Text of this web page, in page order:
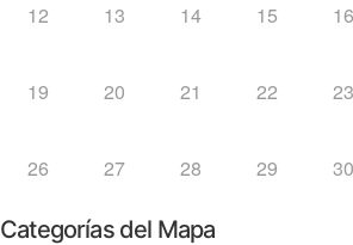
12 13 14 15 16
19 20 21 22 23
26 27 28 29 30
Categorías del Mapa